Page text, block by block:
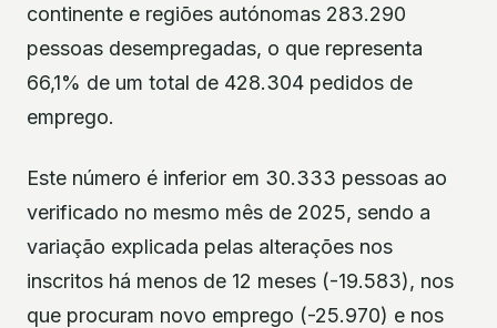
continente e regiões autónomas 283.290
pessoas desempregadas, o que representa
66,1% de um total de 428.304 pedidos de
emprego.
Este número é inferior em 30.333 pessoas ao
verificado no mesmo mês de 2025, sendo a
variação explicada pelas alterações nos
inscritos há menos de 12 meses (-19.583), nos
que procuram novo emprego (-25.970) e nos